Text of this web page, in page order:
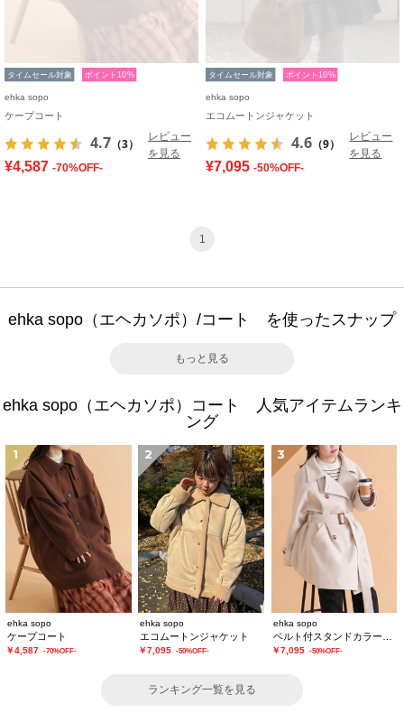
タイムセール対象 ポイント10%
ehka sopo
ケープコート
4.7 （3）
レビュー
を見る
¥4,587 -70%OFF-
タイムセール対象 ポイント10%
ehka sopo
エコムートンジャケット
4.6 （9）
レビュー
を見る
¥7,095 -50%OFF-
1
ehka sopo（エヘカソポ）/コート を使ったスナップ
もっと見る
ehka sopo（エヘカソポ）コート 人気アイテムランキ
ング
1
ehka sopo
ケープコート
￥4,587 -70%OFF-
2
ehka sopo
エコムートンジャケット
￥7,095 -50%OFF-
3
ehka sopo
￥7,095 -50%OFF-
ランキング一覧を見る